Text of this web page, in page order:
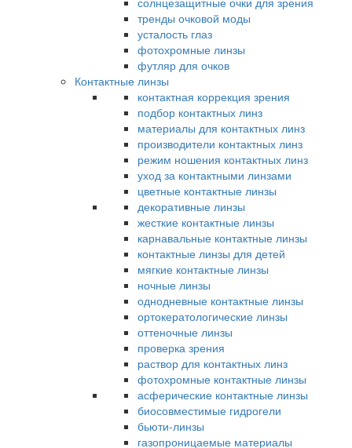
тренды очковой моды
усталость глаз
фотохромные линзы
футляр для очков
Контактные линзы
контактная коррекция зрения
подбор контактных линз
материалы для контактных линз
производители контактных линз
режим ношения контактных линз
уход за контактными линзами
цветные контактные линзы
декоративные линзы
жесткие контактные линзы
карнавальные контактные линзы
контактные линзы для детей
мягкие контактные линзы
ночные линзы
однодневные контактные линзы
ортокератологические линзы
оттеночные линзы
проверка зрения
раствор для контактных линз
фотохромные контактные линзы
асферические контактные линзы
биосовместимые гидрогели
бьюти-линзы
газопроницаемые материалы